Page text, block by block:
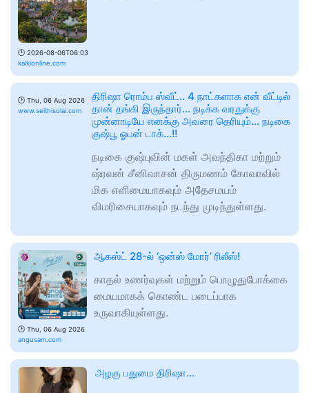
🕑 2026-08-06T06:03
kalkionline.com
🕑 Thu, 06 Aug 2026
www.seithisolai.com
திரிஷா ரொம்ப ஸ்வீட்.. 4 நாட்களாக என் வீட்டில்
தான் தங்கி இருந்தார்… நடிக்க வரதுக்கு
முன்னாடியே எனக்கு அவரை தெரியும்… நடிகை
குஷ்பூ ஓபன் டாக்…!!
நடிகை குஷ்புவின் மகள் அவந்திகா மற்றும்
ஷ்ரவன் சீனிவாசன் திருமணம் கோவாவில்
மிக எளிமையாகவும் அதேசமயம்
விமரிசையாகவும் நடந்து முடிந்துள்ளது.
🕑 Thu, 06 Aug 2026
angusam.com
ஆகஸ்ட் 28-ல் ‘ஒன்ஸ் மோர்’ ரிலீஸ்!
காதல் உணர்வுகள் மற்றும் பொழுதுபோக்கை
மையமாகக் கொண்ட படைப்பாக
உருவாகியுள்ளது.
அழகு பதுமை திரிஷா...